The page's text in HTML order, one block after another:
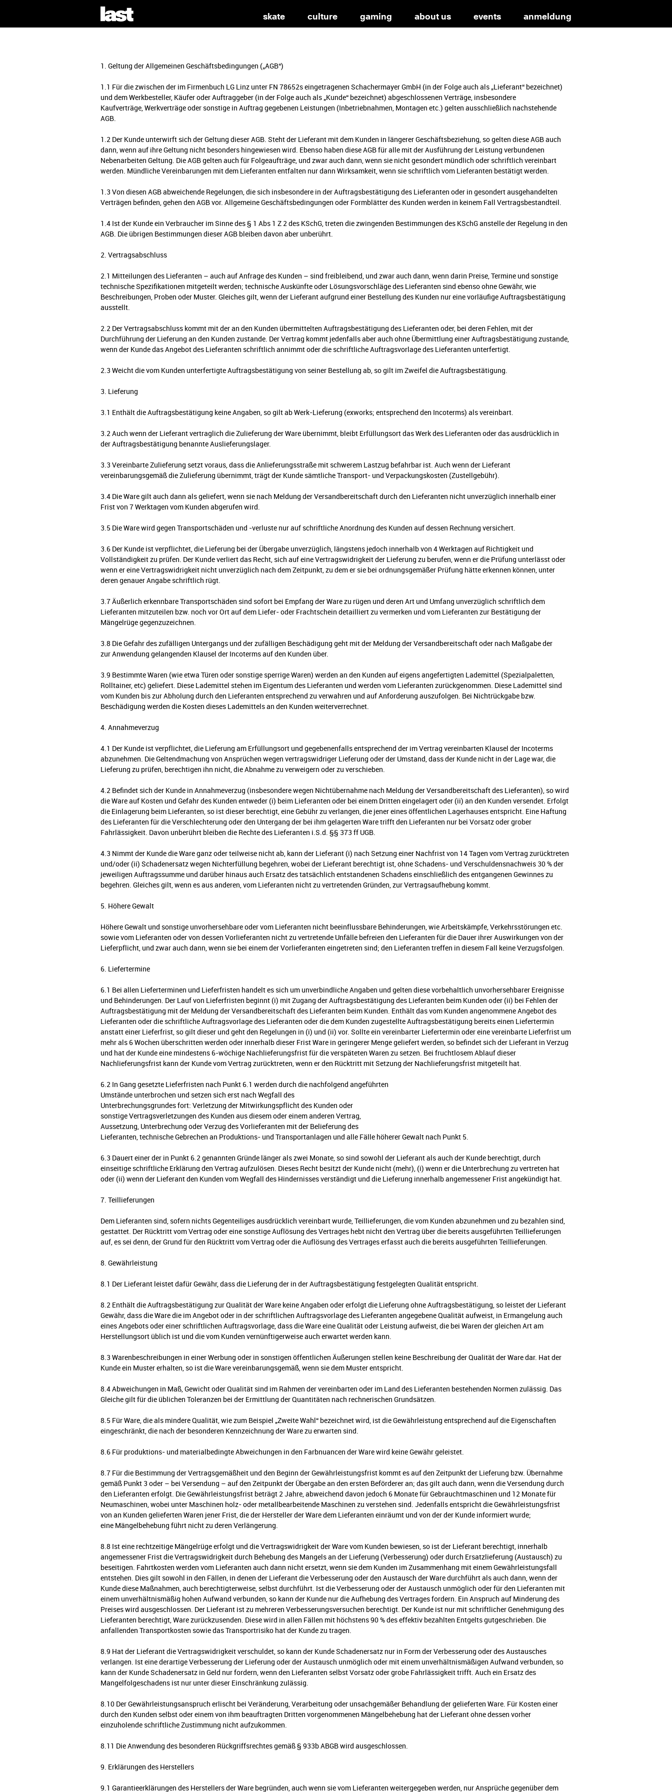
skate culture gaming about us events anmeldung
1. Geltung der Allgemeinen Geschäftsbedingungen („AGB“)
1.1 Für die zwischen der im Firmenbuch LG Linz unter FN 78652s eingetragenen Schachermayer GmbH (in der Folge auch als „Lieferant“ bezeichnet)
und dem Werkbesteller, Käufer oder Auftraggeber (in der Folge auch als „Kunde“ bezeichnet) abgeschlossenen Verträge, insbesondere
Kaufverträge, Werkverträge oder sonstige in Auftrag gegebenen Leistungen (Inbetriebnahmen, Montagen etc.) gelten ausschließlich nachstehende
AGB.
1.2 Der Kunde unterwirft sich der Geltung dieser AGB. Steht der Lieferant mit dem Kunden in längerer Geschäftsbeziehung, so gelten diese AGB auch
dann, wenn auf ihre Geltung nicht besonders hingewiesen wird. Ebenso haben diese AGB für alle mit der Ausführung der Leistung verbundenen
Nebenarbeiten Geltung. Die AGB gelten auch für Folgeaufträge, und zwar auch dann, wenn sie nicht gesondert mündlich oder schriftlich vereinbart
werden. Mündliche Vereinbarungen mit dem Lieferanten entfalten nur dann Wirksamkeit, wenn sie schriftlich vom Lieferanten bestätigt werden.
1.3 Von diesen AGB abweichende Regelungen, die sich insbesondere in der Auftragsbestätigung des Lieferanten oder in gesondert ausgehandelten
Verträgen befinden, gehen den AGB vor. Allgemeine Geschäftsbedingungen oder Formblätter des Kunden werden in keinem Fall Vertragsbestandteil.
1.4 Ist der Kunde ein Verbraucher im Sinne des § 1 Abs 1 Z 2 des KSchG, treten die zwingenden Bestimmungen des KSchG anstelle der Regelung in den
AGB. Die übrigen Bestimmungen dieser AGB bleiben davon aber unberührt.
2. Vertragsabschluss
2.1 Mitteilungen des Lieferanten – auch auf Anfrage des Kunden – sind freibleibend, und zwar auch dann, wenn darin Preise, Termine und sonstige
technische Spezifikationen mitgeteilt werden; technische Auskünfte oder Lösungsvorschläge des Lieferanten sind ebenso ohne Gewähr, wie
Beschreibungen, Proben oder Muster. Gleiches gilt, wenn der Lieferant aufgrund einer Bestellung des Kunden nur eine vorläufige Auftragsbestätigung
ausstellt.
2.2 Der Vertragsabschluss kommt mit der an den Kunden übermittelten Auftragsbestätigung des Lieferanten oder, bei deren Fehlen, mit der
Durchführung der Lieferung an den Kunden zustande. Der Vertrag kommt jedenfalls aber auch ohne Übermittlung einer Auftragsbestätigung zustande,
wenn der Kunde das Angebot des Lieferanten schriftlich annimmt oder die schriftliche Auftragsvorlage des Lieferanten unterfertigt.
2.3 Weicht die vom Kunden unterfertigte Auftragsbestätigung von seiner Bestellung ab, so gilt im Zweifel die Auftragsbestätigung.
3. Lieferung
3.1 Enthält die Auftragsbestätigung keine Angaben, so gilt ab Werk-Lieferung (exworks; entsprechend den Incoterms) als vereinbart.
3.2 Auch wenn der Lieferant vertraglich die Zulieferung der Ware übernimmt, bleibt Erfüllungsort das Werk des Lieferanten oder das ausdrücklich in
der Auftragsbestätigung benannte Auslieferungslager.
3.3 Vereinbarte Zulieferung setzt voraus, dass die Anlieferungsstraße mit schwerem Lastzug befahrbar ist. Auch wenn der Lieferant
vereinbarungsgemäß die Zulieferung übernimmt, trägt der Kunde sämtliche Transport- und Verpackungskosten (Zustellgebühr).
3.4 Die Ware gilt auch dann als geliefert, wenn sie nach Meldung der Versandbereitschaft durch den Lieferanten nicht unverzüglich innerhalb einer
Frist von 7 Werktagen vom Kunden abgerufen wird.
3.5 Die Ware wird gegen Transportschäden und -verluste nur auf schriftliche Anordnung des Kunden auf dessen Rechnung versichert.
3.6 Der Kunde ist verpflichtet, die Lieferung bei der Übergabe unverzüglich, längstens jedoch innerhalb von 4 Werktagen auf Richtigkeit und
Vollständigkeit zu prüfen. Der Kunde verliert das Recht, sich auf eine Vertragswidrigkeit der Lieferung zu berufen, wenn er die Prüfung unterlässt oder
wenn er eine Vertragswidrigkeit nicht unverzüglich nach dem Zeitpunkt, zu dem er sie bei ordnungsgemäßer Prüfung hätte erkennen können, unter
deren genauer Angabe schriftlich rügt.
3.7 Äußerlich erkennbare Transportschäden sind sofort bei Empfang der Ware zu rügen und deren Art und Umfang unverzüglich schriftlich dem
Lieferanten mitzuteilen bzw. noch vor Ort auf dem Liefer- oder Frachtschein detailliert zu vermerken und vom Lieferanten zur Bestätigung der
Mängelrüge gegenzuzeichnen.
3.8 Die Gefahr des zufälligen Untergangs und der zufälligen Beschädigung geht mit der Meldung der Versandbereitschaft oder nach Maßgabe der
zur Anwendung gelangenden Klausel der Incoterms auf den Kunden über.
3.9 Bestimmte Waren (wie etwa Türen oder sonstige sperrige Waren) werden an den Kunden auf eigens angefertigten Lademittel (Spezialpaletten,
Rolltainer, etc) geliefert. Diese Lademittel stehen im Eigentum des Lieferanten und werden vom Lieferanten zurückgenommen. Diese Lademittel sind
vom Kunden bis zur Abholung durch den Lieferanten entsprechend zu verwahren und auf Anforderung auszufolgen. Bei Nichtrückgabe bzw.
Beschädigung werden die Kosten dieses Lademittels an den Kunden weiterverrechnet.
4. Annahmeverzug
4.1 Der Kunde ist verpflichtet, die Lieferung am Erfüllungsort und gegebenenfalls entsprechend der im Vertrag vereinbarten Klausel der Incoterms
abzunehmen. Die Geltendmachung von Ansprüchen wegen vertragswidriger Lieferung oder der Umstand, dass der Kunde nicht in der Lage war, die
Lieferung zu prüfen, berechtigen ihn nicht, die Abnahme zu verweigern oder zu verschieben.
4.2 Befindet sich der Kunde in Annahmeverzug (insbesondere wegen Nichtübernahme nach Meldung der Versandbereitschaft des Lieferanten), so wird
die Ware auf Kosten und Gefahr des Kunden entweder (i) beim Lieferanten oder bei einem Dritten eingelagert oder (ii) an den Kunden versendet. Erfolgt
die Einlagerung beim Lieferanten, so ist dieser berechtigt, eine Gebühr zu verlangen, die jener eines öffentlichen Lagerhauses entspricht. Eine Haftung
des Lieferanten für die Verschlechterung oder den Untergang der bei ihm gelagerten Ware trifft den Lieferanten nur bei Vorsatz oder grober
Fahrlässigkeit. Davon unberührt bleiben die Rechte des Lieferanten i.S.d. §§ 373 ff UGB.
4.3 Nimmt der Kunde die Ware ganz oder teilweise nicht ab, kann der Lieferant (i) nach Setzung einer Nachfrist von 14 Tagen vom Vertrag zurücktreten
und/oder (ii) Schadenersatz wegen Nichterfüllung begehren, wobei der Lieferant berechtigt ist, ohne Schadens- und Verschuldensnachweis 30 % der
jeweiligen Auftragssumme und darüber hinaus auch Ersatz des tatsächlich entstandenen Schadens einschließlich des entgangenen Gewinnes zu
begehren. Gleiches gilt, wenn es aus anderen, vom Lieferanten nicht zu vertretenden Gründen, zur Vertragsaufhebung kommt.
5. Höhere Gewalt
Höhere Gewalt und sonstige unvorhersehbare oder vom Lieferanten nicht beeinflussbare Behinderungen, wie Arbeitskämpfe, Verkehrsstörungen etc.
sowie vom Lieferanten oder von dessen Vorlieferanten nicht zu vertretende Unfälle befreien den Lieferanten für die Dauer ihrer Auswirkungen von der
Lieferpflicht, und zwar auch dann, wenn sie bei einem der Vorlieferanten eingetreten sind; den Lieferanten treffen in diesem Fall keine Verzugsfolgen.
6. Liefertermine
6.1 Bei allen Lieferterminen und Lieferfristen handelt es sich um unverbindliche Angaben und gelten diese vorbehaltlich unvorhersehbarer Ereignisse
und Behinderungen. Der Lauf von Lieferfristen beginnt (i) mit Zugang der Auftragsbestätigung des Lieferanten beim Kunden oder (ii) bei Fehlen der
Auftragsbestätigung mit der Meldung der Versandbereitschaft des Lieferanten beim Kunden. Enthält das vom Kunden angenommene Angebot des
Lieferanten oder die schriftliche Auftragsvorlage des Lieferanten oder die dem Kunden zugestellte Auftragsbestätigung bereits einen Liefertermin
anstatt einer Lieferfrist, so gilt dieser und geht den Regelungen in (i) und (ii) vor. Sollte ein vereinbarter Liefertermin oder eine vereinbarte Lieferfrist um
mehr als 6 Wochen überschritten werden oder innerhalb dieser Frist Ware in geringerer Menge geliefert werden, so befindet sich der Lieferant in Verzug
und hat der Kunde eine mindestens 6-wöchige Nachlieferungsfrist für die verspäteten Waren zu setzen. Bei fruchtlosem Ablauf dieser
Nachlieferungsfrist kann der Kunde vom Vertrag zurücktreten, wenn er den Rücktritt mit Setzung der Nachlieferungsfrist mitgeteilt hat.
6.2 In Gang gesetzte Lieferfristen nach Punkt 6.1 werden durch die nachfolgend angeführten
Umstände unterbrochen und setzen sich erst nach Wegfall des
Unterbrechungsgrundes fort: Verletzung der Mitwirkungspflicht des Kunden oder
sonstige Vertragsverletzungen des Kunden aus diesem oder einem anderen Vertrag,
Aussetzung, Unterbrechung oder Verzug des Vorlieferanten mit der Belieferung des
Lieferanten, technische Gebrechen an Produktions- und Transportanlagen und alle Fälle höherer Gewalt nach Punkt 5.
6.3 Dauert einer der in Punkt 6.2 genannten Gründe länger als zwei Monate, so sind sowohl der Lieferant als auch der Kunde berechtigt, durch
einseitige schriftliche Erklärung den Vertrag aufzulösen. Dieses Recht besitzt der Kunde nicht (mehr), (i) wenn er die Unterbrechung zu vertreten hat
oder (ii) wenn der Lieferant den Kunden vom Wegfall des Hindernisses verständigt und die Lieferung innerhalb angemessener Frist angekündigt hat.
7. Teillieferungen
Dem Lieferanten sind, sofern nichts Gegenteiliges ausdrücklich vereinbart wurde, Teillieferungen, die vom Kunden abzunehmen und zu bezahlen sind,
gestattet. Der Rücktritt vom Vertrag oder eine sonstige Auflösung des Vertrages hebt nicht den Vertrag über die bereits ausgeführten Teillieferungen
auf, es sei denn, der Grund für den Rücktritt vom Vertrag oder die Auflösung des Vertrages erfasst auch die bereits ausgeführten Teillieferungen.
8. Gewährleistung
8.1 Der Lieferant leistet dafür Gewähr, dass die Lieferung der in der Auftragsbestätigung festgelegten Qualität entspricht.
8.2 Enthält die Auftragsbestätigung zur Qualität der Ware keine Angaben oder erfolgt die Lieferung ohne Auftragsbestätigung, so leistet der Lieferant
Gewähr, dass die Ware die im Angebot oder in der schriftlichen Auftragsvorlage des Lieferanten angegebene Qualität aufweist, in Ermangelung auch
eines Angebots oder einer schriftlichen Auftragsvorlage, dass die Ware eine Qualität oder Leistung aufweist, die bei Waren der gleichen Art am
Herstellungsort üblich ist und die vom Kunden vernünftigerweise auch erwartet werden kann.
8.3 Warenbeschreibungen in einer Werbung oder in sonstigen öffentlichen Äußerungen stellen keine Beschreibung der Qualität der Ware dar. Hat der
Kunde ein Muster erhalten, so ist die Ware vereinbarungsgemäß, wenn sie dem Muster entspricht.
8.4 Abweichungen in Maß, Gewicht oder Qualität sind im Rahmen der vereinbarten oder im Land des Lieferanten bestehenden Normen zulässig. Das
Gleiche gilt für die üblichen Toleranzen bei der Ermittlung der Quantitäten nach rechnerischen Grundsätzen.
8.5 Für Ware, die als mindere Qualität, wie zum Beispiel „Zweite Wahl“ bezeichnet wird, ist die Gewährleistung entsprechend auf die Eigenschaften
eingeschränkt, die nach der besonderen Kennzeichnung der Ware zu erwarten sind.
8.6 Für produktions- und materialbedingte Abweichungen in den Farbnuancen der Ware wird keine Gewähr geleistet.
8.7 Für die Bestimmung der Vertragsgemäßheit und den Beginn der Gewährleistungsfrist kommt es auf den Zeitpunkt der Lieferung bzw. Übernahme
gemäß Punkt 3 oder – bei Versendung – auf den Zeitpunkt der Übergabe an den ersten Beförderer an; das gilt auch dann, wenn die Versendung durch
den Lieferanten erfolgt. Die Gewährleistungsfrist beträgt 2 Jahre, abweichend davon jedoch 6 Monate für Gebrauchtmaschinen und 12 Monate für
Neumaschinen, wobei unter Maschinen holz- oder metallbearbeitende Maschinen zu verstehen sind. Jedenfalls entspricht die Gewährleistungsfrist
von an Kunden gelieferten Waren jener Frist, die der Hersteller der Ware dem Lieferanten einräumt und von der der Kunde informiert wurde;
eine Mängelbehebung führt nicht zu deren Verlängerung.
8.8 Ist eine rechtzeitige Mängelrüge erfolgt und die Vertragswidrigkeit der Ware vom Kunden bewiesen, so ist der Lieferant berechtigt, innerhalb
angemessener Frist die Vertragswidrigkeit durch Behebung des Mangels an der Lieferung (Verbesserung) oder durch Ersatzlieferung (Austausch) zu
beseitigen. Fahrtkosten werden vom Lieferanten auch dann nicht ersetzt, wenn sie dem Kunden im Zusammenhang mit einem Gewährleistungsfall
entstehen. Dies gilt sowohl in den Fällen, in denen der Lieferant die Verbesserung oder den Austausch der Ware durchführt als auch dann, wenn der
Kunde diese Maßnahmen, auch berechtigterweise, selbst durchführt. Ist die Verbesserung oder der Austausch unmöglich oder für den Lieferanten mit
einem unverhältnismäßig hohen Aufwand verbunden, so kann der Kunde nur die Aufhebung des Vertrages fordern. Ein Anspruch auf Minderung des
Preises wird ausgeschlossen. Der Lieferant ist zu mehreren Verbesserungsversuchen berechtigt. Der Kunde ist nur mit schriftlicher Genehmigung des
Lieferanten berechtigt, Ware zurückzusenden. Diese wird in allen Fällen mit höchstens 90 % des effektiv bezahlten Entgelts gutgeschrieben. Die
anfallenden Transportkosten sowie das Transportrisiko hat der Kunde zu tragen.
8.9 Hat der Lieferant die Vertragswidrigkeit verschuldet, so kann der Kunde Schadenersatz nur in Form der Verbesserung oder des Austausches
verlangen. Ist eine derartige Verbesserung der Lieferung oder der Austausch unmöglich oder mit einem unverhältnismäßigen Aufwand verbunden, so
kann der Kunde Schadenersatz in Geld nur fordern, wenn den Lieferanten selbst Vorsatz oder grobe Fahrlässigkeit trifft. Auch ein Ersatz des
Mangelfolgeschadens ist nur unter dieser Einschränkung zulässig.
8.10 Der Gewährleistungsanspruch erlischt bei Veränderung, Verarbeitung oder unsachgemäßer Behandlung der gelieferten Ware. Für Kosten einer
durch den Kunden selbst oder einem von ihm beauftragten Dritten vorgenommenen Mängelbehebung hat der Lieferant ohne dessen vorher
einzuholende schriftliche Zustimmung nicht aufzukommen.
8.11 Die Anwendung des besonderen Rückgriffsrechtes gemäß § 933b ABGB wird ausgeschlossen.
9. Erklärungen des Herstellers
9.1 Garantieerklärungen des Herstellers der Ware begründen, auch wenn sie vom Lieferanten weitergegeben werden, nur Ansprüche gegenüber dem